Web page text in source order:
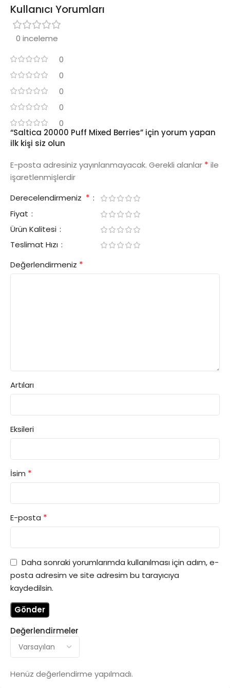
Kullanıcı Yorumları
0 inceleme
0
0
0
0
0
Değerlendirmeler
Henüz değerlendirme yapılmadı.
“Saltica 20000 Puff Mixed Berries” için yorum yapan
ilk kişi siz olun
E-posta adresiniz yayınlanmayacak. Gerekli alanlar * ile
işaretlenmişlerdir
Derecelendirmeniz *
Fiyat
Ürün Kalitesi
Teslimat Hızı
Değerlendirmeniz *
Artıları
Eksileri
İsim *
E-posta *
Daha sonraki yorumlarımda kullanılması için adım, e-
posta adresim ve site adresim bu tarayıcıya
kaydedilsin.